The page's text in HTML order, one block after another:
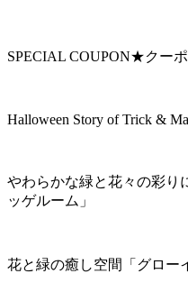
SPECIAL COUPON★クー
Halloween Story of Trick &
やわらかな緑と花々の彩り
ッゲルーム」
花と緑の癒し空間「グロー